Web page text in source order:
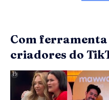
Com
criadores do